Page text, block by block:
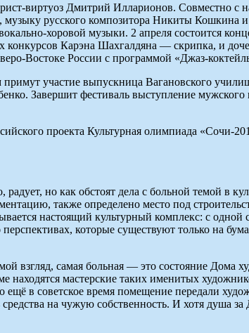
виртуоз Дмитрий Илларионов. Совместно
русского композитора Никиты Кошкина и
хоровой музыки. 2 апреля состоится
конкурсов Карэна Шахгалдяна — скрипка, и
Востоке России с программой «Джаз-
участие выпускница Вагановского
Завершит фестиваль выступление мужского
проекта Культурная олимпиада
но как обстоят дела с больной темой в
также определено место под
настоящий культурный комплекс: с
которые существуют только на
взгляд, самая больная — это состояние Дома
находятся мастерские таких именитых
ещё в советское время помещение передали
на чужую собственность. И хотя душа